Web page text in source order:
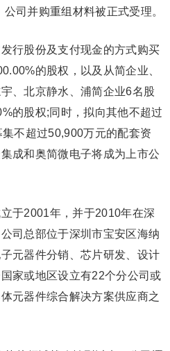
司并购重组材料被正式受理。
行股份及支付现金的方式购买
的股权，以及从简企业、
、北京静水、浦简企业6名股
的股权;同时，拟向其他不超过
不超过50,900万元的配套资
成和奥简微电子将成为上市公
于2001年，并于2010年在深
司总部位于深圳市宝安区海纳
元器件分销、芯片研发、设计
家或地区设立有22个分公司或
元器件综合解决方案供应商之